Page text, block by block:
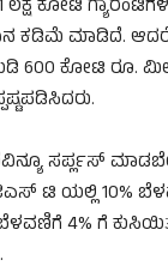
ಕೋಟಿ
ಕಡಿಮೆ ಮಾಡಿದೆ. ಆದರೆ
600 ಕೋಟಿ ರೂ.
ಸರ್ಪ್ಲಸ್
ಟಿ ಯಲ್ಲಿ 10%
4% ಗೆ